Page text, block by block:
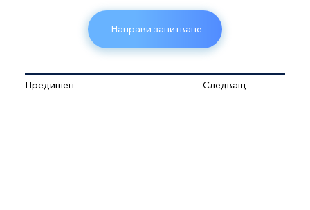
Направи запитване
Следващ
Предишен